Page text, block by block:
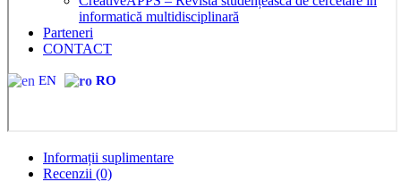
informatică multidisciplinară
Parteneri
CONTACT
EN RO
Informații suplimentare
Recenzii (0)